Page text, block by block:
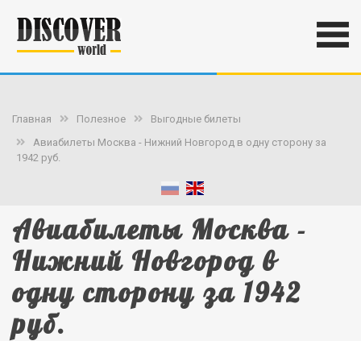
Главная Полезное
Выгодные билеты
Авиабилеты Москва - Нижний Новгород в одну сторону за
1942 руб.
Авиабилеты Москва -
Нижний Новгород в
одну сторону за 1942
руб.